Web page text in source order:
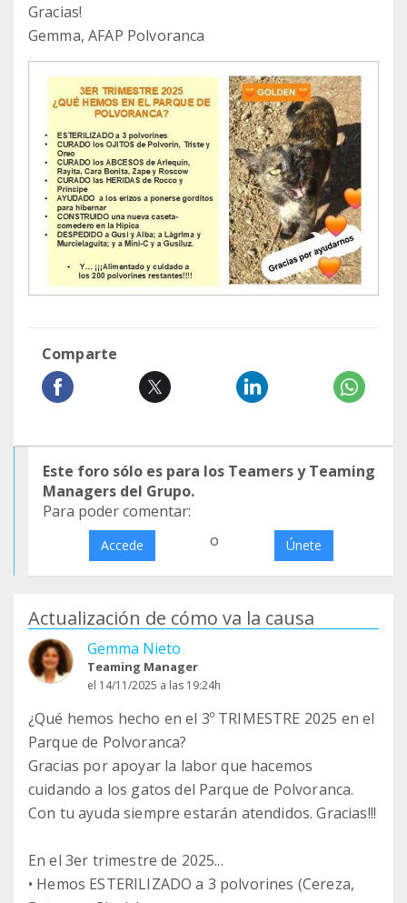
Gracias!
Gemma, AFAP Polvoranca
Comparte
Este foro sólo es para los Teamers y Teaming
Managers del Grupo.
Para poder comentar:
Accede o Únete
Actualización de cómo va la causa
Gemma Nieto
Teaming Manager
el 14/11/2025 a las 19:24h
¿Qué hemos hecho en el 3º TRIMESTRE 2025 en el
Parque de Polvoranca?
Gracias por apoyar la labor que hacemos
cuidando a los gatos del Parque de Polvoranca.
Con tu ayuda siempre estarán atendidos. Gracias!!!
En el 3er trimestre de 2025...
• Hemos ESTERILIZADO a 3 polvorines (Cereza,